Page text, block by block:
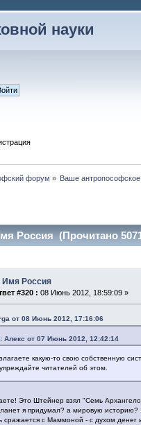
науки
форум » Ваше
Россия (Прочитано
Имя Россия
#320 : 08 Июнь 2012, 18:59:09 »
от 08 Июнь 2012, 17:16:06
Алекс от 07 Июнь 2012, 12:42:14
какую-то свою собственную
читателей об этом.
Это Штейнер взял "Семь
я придумал? а мировую историю?
сражается с Маммоной - с духом